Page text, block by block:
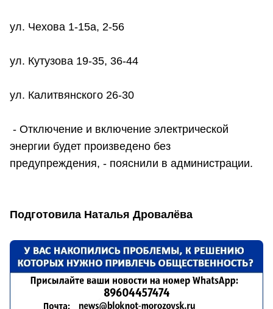
ул. Чехова 1-15а, 2-56
ул. Кутузова 19-35, 36-44
ул. Калитвянского 26-30
- Отключение и включение электрической
энергии будет произведено без
предупреждения, - пояснили в администрации.
Подготовила Наталья Дровалёва